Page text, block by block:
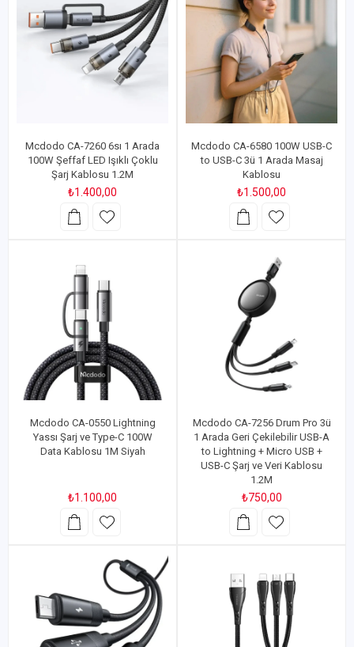
Mcdodo CA-7260 6sı 1 Arada
100W Şeffaf LED Işıklı Çoklu
Şarj Kablosu 1.2M
₺1.400,00
Mcdodo CA-6580 100W USB-C
to USB-C 3ü 1 Arada Masaj
Kablosu
₺1.500,00
Mcdodo CA-0550 Lightning
Yassı Şarj ve Type-C 100W
Data Kablosu 1M Siyah
₺1.100,00
Mcdodo CA-7256 Drum Pro 3ü
1 Arada Geri Çekilebilir USB-A
to Lightning + Micro USB +
USB-C Şarj ve Veri Kablosu
1.2M
₺750,00